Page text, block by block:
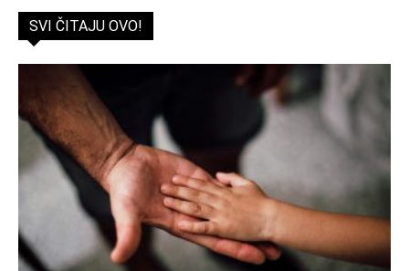
SVI ČITAJU OVO!